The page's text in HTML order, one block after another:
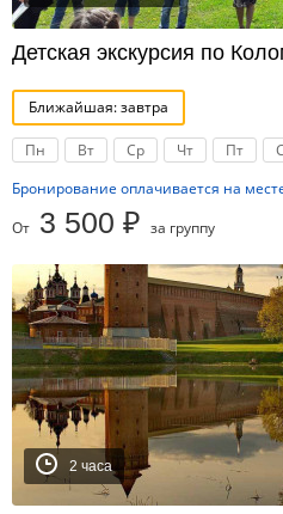
Детская экскурсия по
Ближайшая: завтра
Пн Вт Ср Чт Пт
Бронирование оплачивается на
От 3 500 ₽ за группу
2 часа